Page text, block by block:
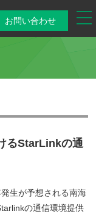
お問い合わせ
るStarLinkの通
生が予想される南海
の通信環境提供